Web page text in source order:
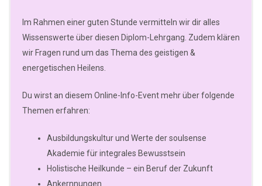
Im Rahmen einer guten Stunde vermitteln wir dir alles
Wissenswerte über diesen Diplom-Lehrgang. Zudem klären
wir Fragen rund um das Thema des geistigen &
energetischen Heilens.
Du wirst an diesem Online-Info-Event mehr über folgende
Themen erfahren:
Ausbildungskultur und Werte der soulsense
Akademie für integrales Bewusstsein
Holistische Heilkunde – ein Beruf der Zukunft
Ankernnungen